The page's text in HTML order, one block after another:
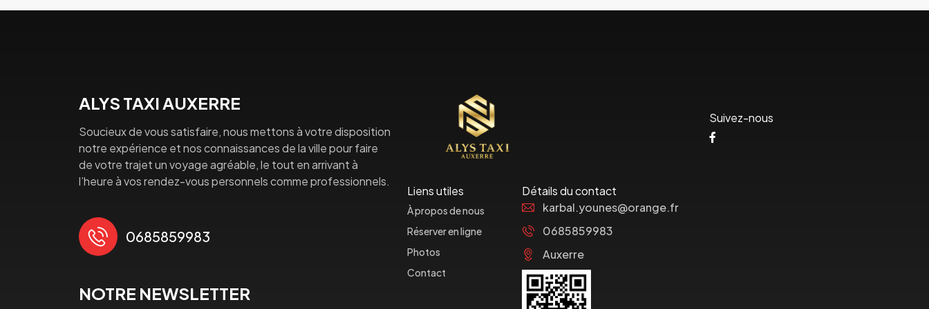
ALYS TAXI AUXERRE
Soucieux de vous satisfaire, nous mettons à votre disposition
notre expérience et nos connaissances de la ville pour faire
de votre trajet un voyage agréable, le tout en arrivant à
l’heure à vos rendez-vous personnels comme professionnels.
0685859983
NOTRE NEWSLETTER
Suivez-nous
Liens utiles
À propos de nous
Réserver en ligne
Photos
Contact
Détails du contact
karbal.younes@orange.fr
0685859983
Auxerre